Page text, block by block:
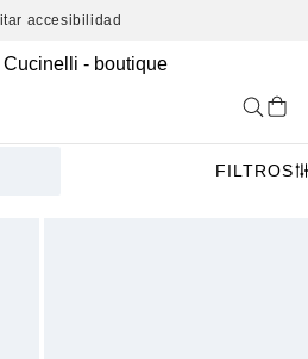
accesibilidad
FILTROS